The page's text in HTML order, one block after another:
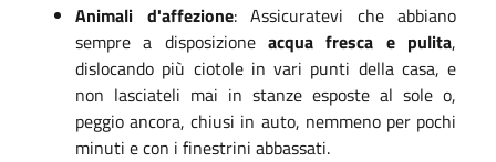
Animali d'affezione: Assicuratevi che abbiano
sempre a disposizione acqua fresca e pulita,
dislocando più ciotole in vari punti della casa, e
non lasciateli mai in stanze esposte al sole o,
peggio ancora, chiusi in auto, nemmeno per pochi
minuti e con i finestrini abbassati.